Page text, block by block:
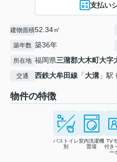
支払い
建物面積52.34㎡
築年数 築36年
所在地 福岡県三潴郡大木町大字
交通 西鉄大牟田線 「大溝 」駅
物件の特徴
バストイレ
別
室内洗濯機
置場
TV
付き
ー